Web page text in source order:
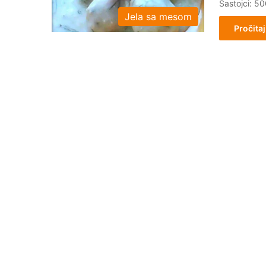
Jela sa mesom
Sastojci: